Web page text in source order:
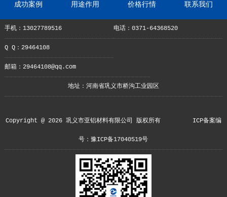
成功案例 用途作用 价格行情 联系我们
手机：13027789516 电话：0371-64368520
Q Q：29464108
邮箱：29464108@qq.com
地址：河南省巩义市桥沟工业园区
Copyright @ 2026 巩义市亚铝材料有限公司 版权所有 ICP备案编
号：豫ICP备17040519号